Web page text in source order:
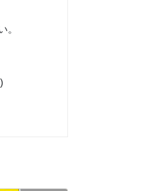
。